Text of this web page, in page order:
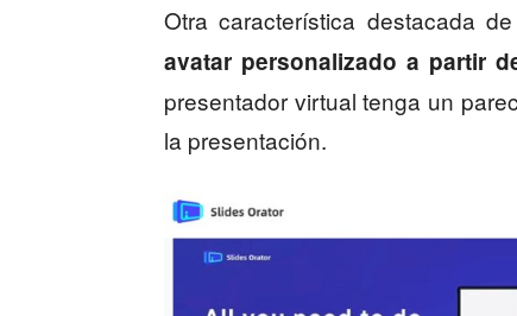
Otra característica destacada
avatar personalizado a partir
presentador virtual tenga un
la presentación.